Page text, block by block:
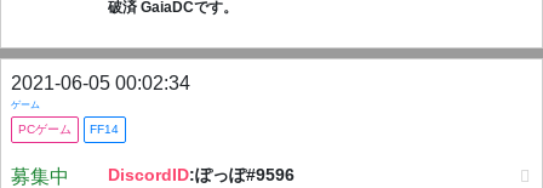
破済 GaiaDCです。
2021-06-05 00:02:34
ゲーム
PCゲーム FF14
募集中 DiscordID:ぽっぽ#9596